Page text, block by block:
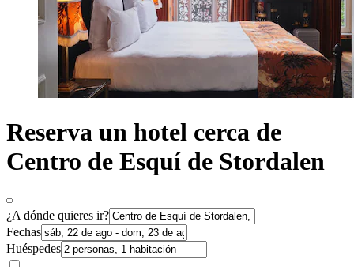
Reserva un hotel cerca de
Centro de Esquí de Stordalen
¿A dónde quieres ir?
Fechas
Huéspedes